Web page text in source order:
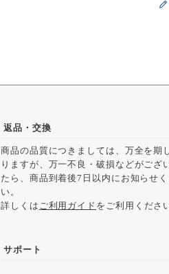
返品・交換
商品の品質につきましては、万全を期
りますが、万一不良・破損などがござ
たら、商品到着後7日以内にお知らせく
い。
詳しくは ご利用ガイド をご利用くださ
サポート